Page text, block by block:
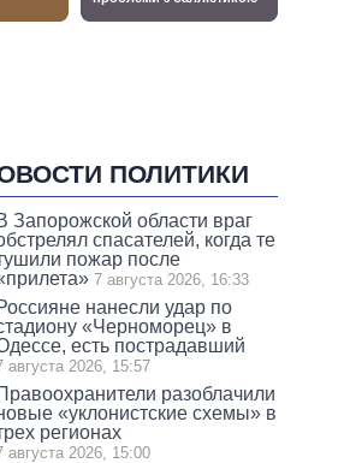
ПОЛИТИКИ
Запорожской области враг
спасателей, когда те
пожар после
7 августа 2026, 16:33
нанесли удар по
«Черноморец» в
есть пострадавший
августа 2026, 15:57
разоблачили
«уклонистские схемы» в
регионах
августа 2026, 15:00